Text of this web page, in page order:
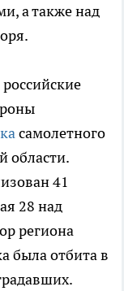
а также над
самолетного
области.
41
28 над
региона
была отбита в